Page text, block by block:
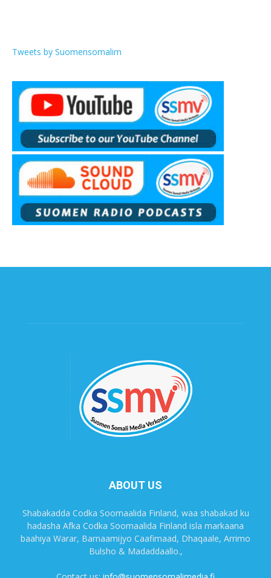
Tweets by Suomensomalim
ABOUT US
Shabakadda Codka Soomaalida Finland, waa shabakad ku
hadasha Afka Codka Soomaalida Finland isla markaana
baahiya Warar, Barnaamijyo Caafimaad, Dhaqaale, Arrimo
Bulsho & Madaddaallo.,